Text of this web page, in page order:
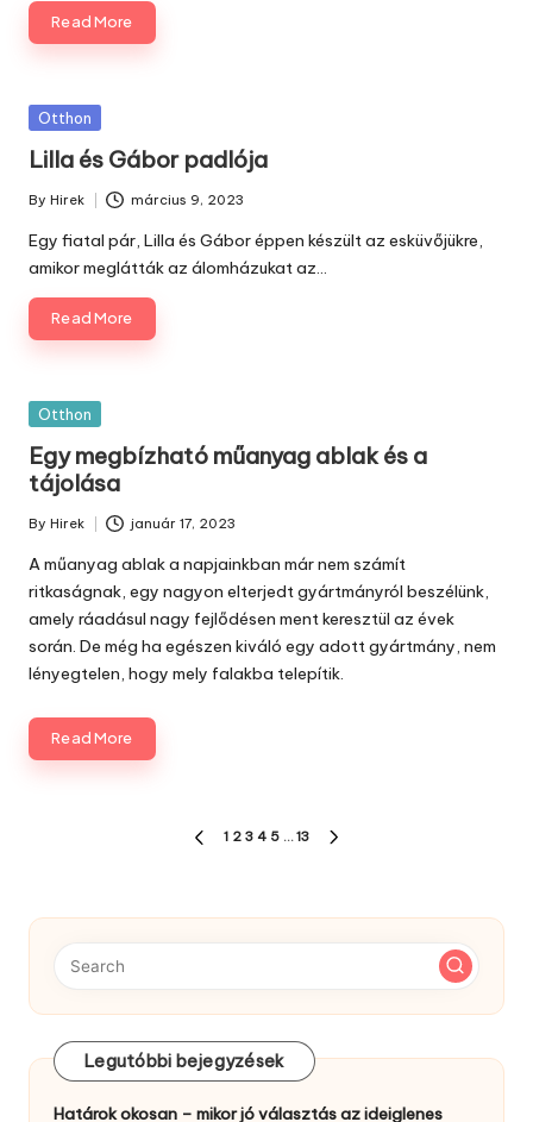
Read More
Posted
Otthon
Lilla és Gábor padlója
Posted
by
By Hirek március 9, 2023
Egy fiatal pár, Lilla és Gábor éppen készült az esküvőjükre,
amikor meglátták az álomházukat az…
Read More
Posted
Otthon
Egy megbízható műanyag ablak és a
tájolása
Posted
by
By Hirek január 17, 2023
A műanyag ablak a napjainkban már nem számít
ritkaságnak, egy nagyon elterjedt gyártmányról beszélünk,
amely ráadásul nagy fejlődésen ment keresztül az évek
során. De még ha egészen kiváló egy adott gyártmány, nem
lényegtelen, hogy mely falakba telepítik.
Read More
BejegyzésPREVIOUS
1 2 3 4 5 … 13
Legutóbbi bejegyzések
Határok okosan – mikor jó választás az ideiglenes